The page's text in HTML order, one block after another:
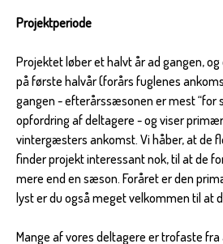
Projektperiode
Projektet løber et halvt år ad gangen,
på første halvår (forårs fuglenes
gangen - efterårssæsonen er mest “for
opfordring af deltagere - og viser
vintergæsters ankomst. Vi håber, at de
finder projekt interessant nok, til at de
mere end en sæson. Foråret er den
lyst er du også meget velkommen til at
Mange af vores deltagere er trofaste fra